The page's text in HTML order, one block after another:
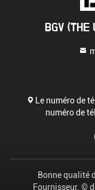
BGV (THE
Le numéro de
numéro de
Bonne qualité
Fournisseur. ©